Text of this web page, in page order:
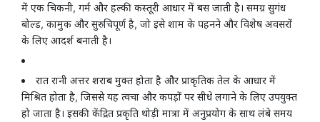
में एक चिकनी, गर्म और हल्की कस्तूरी आधार में बस जाती है। समग्र सुगंध
बोल्ड, कामुक और सुरुचिपूर्ण है, जो इसे शाम के पहनने और विशेष अवसरों
के लिए आदर्श बनाती है।
रात रानी अत्तर शराब मुक्त होता है और प्राकृतिक तेल के आधार में
मिश्रित होता है, जिससे यह त्वचा और कपड़ों पर सीधे लगाने के लिए उपयुक्त
हो जाता है। इसकी केंद्रित प्रकृति थोड़ी मात्रा में अनुप्रयोग के साथ लंबे समय